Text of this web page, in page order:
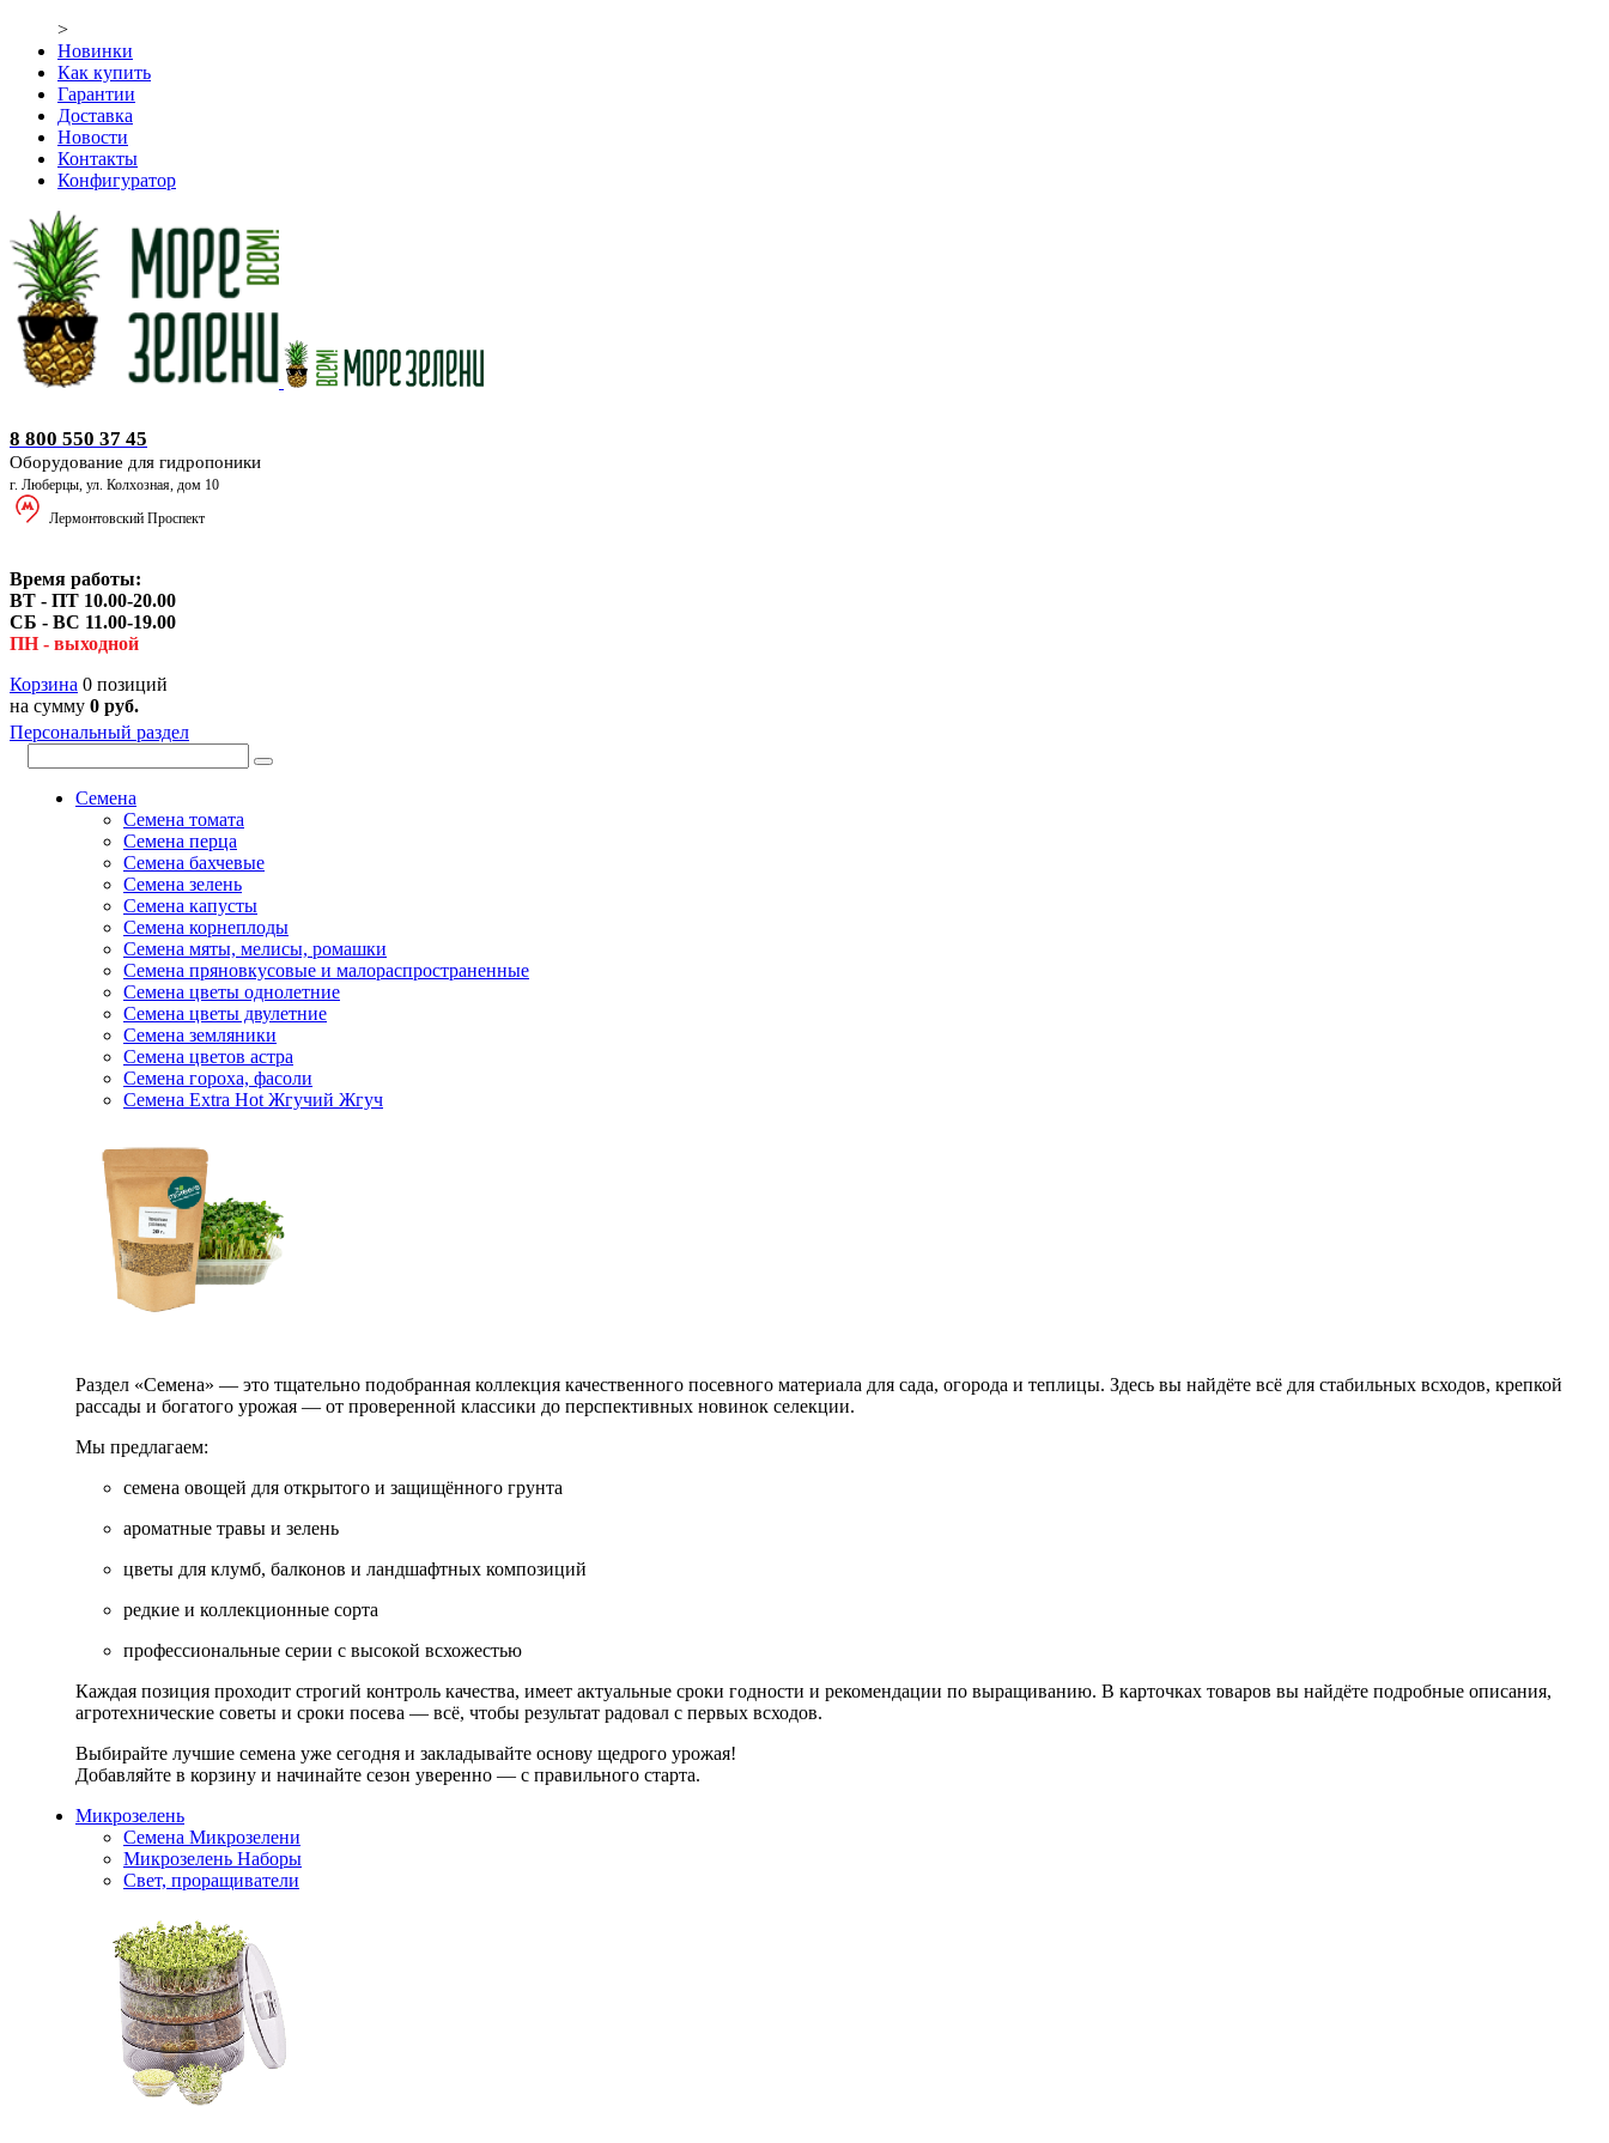
>
Новинки
Как купить
Гарантии
Доставка
Новости
Контакты
Конфигуратор
8 800 550 37 45
Оборудование для гидропоники
г. Люберцы, ул. Колхозная, дом 10
Лермонтовский Проспект
Время работы:
ВТ - ПТ 10.00-20.00
СБ - ВС 11.00-19.00
ПН - выходной
Корзина 0 позиций
на сумму 0 руб.
Персональный раздел
Семена
Семена томата
Семена перца
Семена бахчевые
Семена зелень
Семена капусты
Семена корнеплоды
Семена мяты, мелисы, ромашки
Семена пряновкусовые и малораспространенные
Семена цветы однолетние
Семена цветы двулетние
Семена земляники
Семена цветов астра
Семена гороха, фасоли
Семена Extra Hot Жгучий Жгуч
Раздел «Семена» — это тщательно подобранная коллекция качественного посевного материала для сада, огорода и теплицы. Здесь вы найдёте всё для стабильных всходов, крепкой
рассады и богатого урожая — от проверенной классики до перспективных новинок селекции.
Мы предлагаем:
семена овощей для открытого и защищённого грунта
ароматные травы и зелень
цветы для клумб, балконов и ландшафтных композиций
редкие и коллекционные сорта
профессиональные серии с высокой всхожестью
Каждая позиция проходит строгий контроль качества, имеет актуальные сроки годности и рекомендации по выращиванию. В карточках товаров вы найдёте подробные описания,
агротехнические советы и сроки посева — всё, чтобы результат радовал с первых всходов.
Выбирайте лучшие семена уже сегодня и закладывайте основу щедрого урожая!
Добавляйте в корзину и начинайте сезон уверенно — с правильного старта.
Микрозелень
Семена Микрозелени
Микрозелень Наборы
Свет, проращиватели